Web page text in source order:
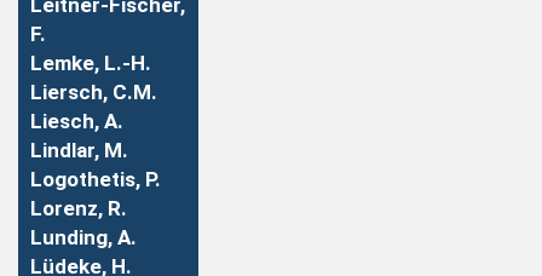
Leitner-Fischer,
F.
Lemke, L.-H.
Liersch, C.M.
Liesch, A.
Lindlar, M.
Logothetis, P.
Lorenz, R.
Lunding, A.
Lüdeke, H.